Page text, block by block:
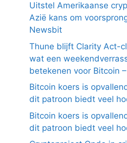
Uitstel Amerikaanse
Azië kans om
Newsbit
Thune blijft Clarity Act-
wat een
betekenen voor Bitcoin
Bitcoin koers is
dit patroon biedt veel
Bitcoin koers is
dit patroon biedt veel